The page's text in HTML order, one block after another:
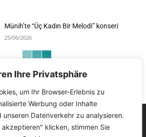
Ihre Privatsphäre
um Ihr Browser-Erlebnis zu
Werbung oder Inhalte
unseren Datenverkehr zu analysieren.
akzeptieren" klicken, stimmen Sie
Münih’te “Üç Kadın Bir Melodi” konseri
25/06/2026
Devamını Göster